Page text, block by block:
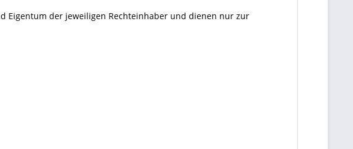
Eigentum der jeweiligen Rechteinhaber und dienen nur zur